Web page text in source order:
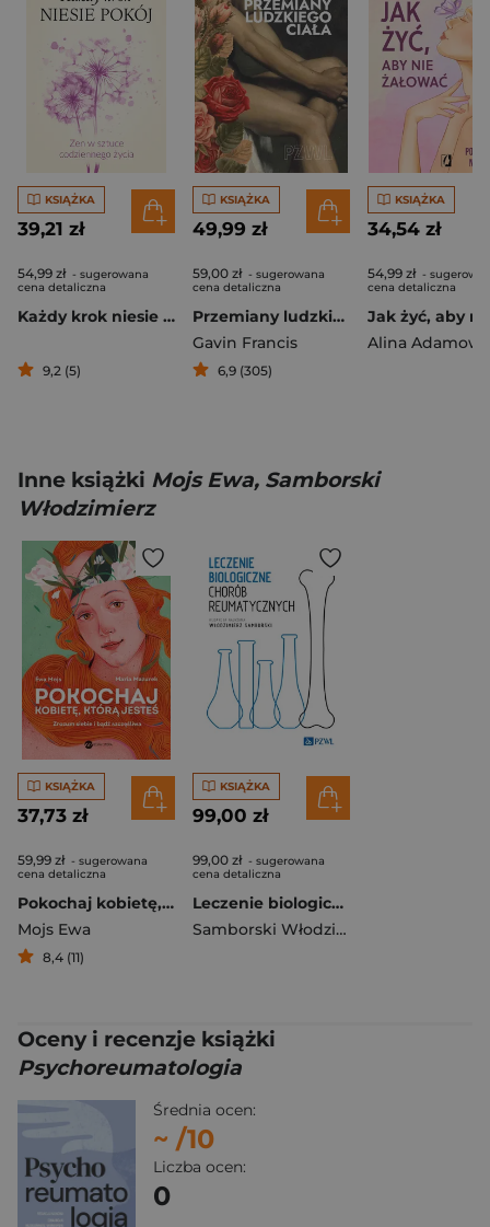
KSIĄŻKA
39,21 zł
54,99 zł - sugerowana
cena detaliczna
Każdy krok niesie pokój Zen w sztuce codziennego życia
9,2 (5)
KSIĄŻKA
49,99 zł
59,00 zł - sugerowana
cena detaliczna
Przemiany ludzkiego ciała
Gavin Francis
6,9 (305)
KSIĄŻKA
34,54 zł
54,99 zł -
cena detaliczna
Alina
Inne książki Mojs Ewa, Samborski
Włodzimierz
KSIĄŻKA
37,73 zł
59,99 zł - sugerowana
cena detaliczna
Pokochaj kobietę, którą jesteś. Zrozum siebie i bądź szczęśliwa
Mojs Ewa
8,4 (11)
KSIĄŻKA
99,00 zł
99,00 zł - sugerowana
cena detaliczna
Leczenie biologiczne chorób reumatycznych
Samborski Włodzimierz
Oceny i recenzje książki
Psychoreumatologia
Średnia ocen:
~ /10
Liczba ocen:
0